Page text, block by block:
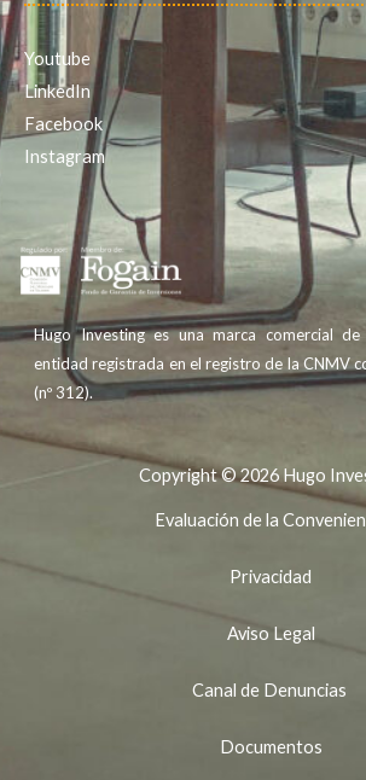
Youtube
LinkedIn
Facebook
Instagram
Hugo Investing es una marca comercial
entidad registrada en el registro de la CNMV
(nº 312).
Copyright © 2026 Hugo
Evaluación de la
Privacidad
Aviso Legal
Canal de Denuncias
Documentos